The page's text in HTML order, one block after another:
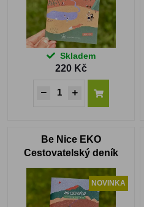
Skladem
220 Kč
Be Nice EKO
Cestovatelský deník
NOVINKA